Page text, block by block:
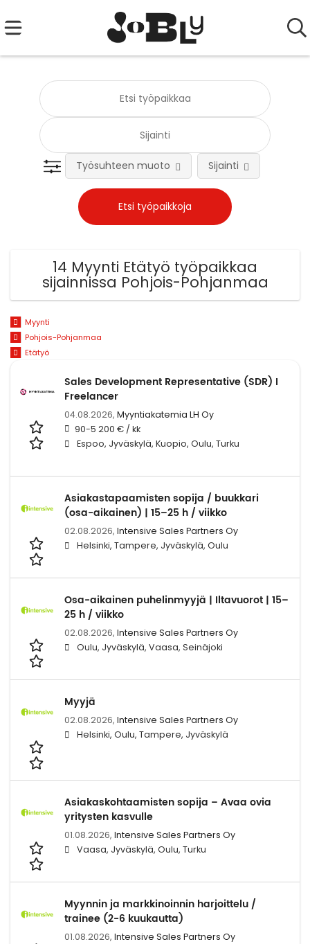
Työsuhteen muoto Sijainti
14 Myynti Etätyö työpaikkaa
sijainnissa Pohjois-Pohjanmaa
Myynti
Pohjois-Pohjanmaa
Etätyö
Sales Development Representative (SDR) I
Freelancer
04.08.2026, Myyntiakatemia LH Oy
90-5 200 € / kk
Espoo, Jyväskylä, Kuopio, Oulu, Turku
Asiakastapaamisten sopija / buukkari
(osa-aikainen) | 15–25 h / viikko
02.08.2026, Intensive Sales Partners Oy
Helsinki, Tampere, Jyväskylä, Oulu
Osa-aikainen puhelinmyyjä | Iltavuorot | 15–
25 h / viikko
02.08.2026, Intensive Sales Partners Oy
Oulu, Jyväskylä, Vaasa, Seinäjoki
Myyjä
02.08.2026, Intensive Sales Partners Oy
Helsinki, Oulu, Tampere, Jyväskylä
Asiakaskohtaamisten sopija – Avaa ovia
yritysten kasvulle
01.08.2026, Intensive Sales Partners Oy
Vaasa, Jyväskylä, Oulu, Turku
Myynnin ja markkinoinnin harjoittelu /
trainee (2-6 kuukautta)
01.08.2026, Intensive Sales Partners Oy